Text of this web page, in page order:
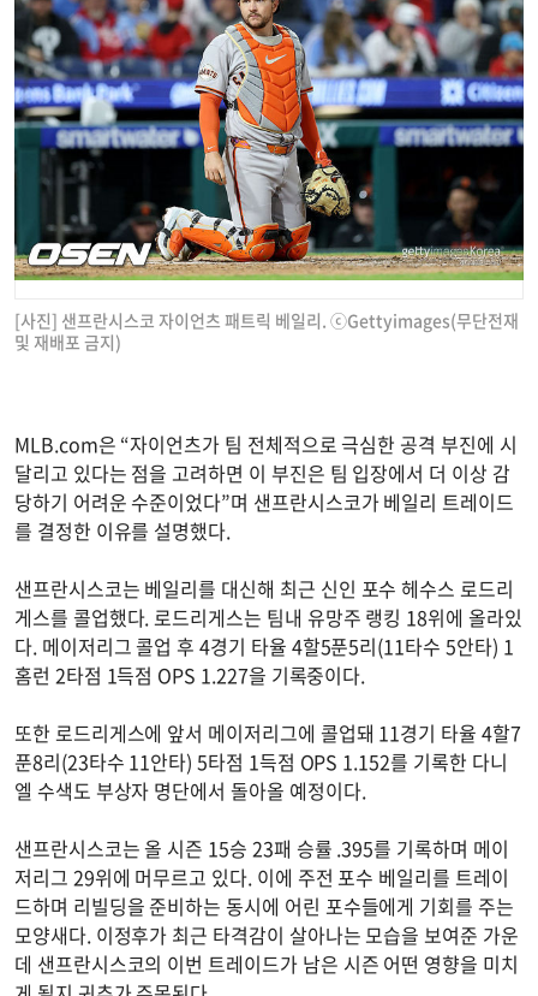
[사진] 샌프란시스코 자이언츠 패트릭 베일리. ⓒGettyimages(무단전재
및 재배포 금지)
MLB.com은 “자이언츠가 팀 전체적으로 극심한 공격 부진에 시
달리고 있다는 점을 고려하면 이 부진은 팀 입장에서 더 이상 감
당하기 어려운 수준이었다”며 샌프란시스코가 베일리 트레이드
를 결정한 이유를 설명했다.
샌프란시스코는 베일리를 대신해 최근 신인 포수 헤수스 로드리
게스를 콜업했다. 로드리게스는 팀내 유망주 랭킹 18위에 올라있
다. 메이저리그 콜업 후 4경기 타율 4할5푼5리(11타수 5안타) 1
홈런 2타점 1득점 OPS 1.227을 기록중이다.
또한 로드리게스에 앞서 메이저리그에 콜업돼 11경기 타율 4할7
푼8리(23타수 11안타) 5타점 1득점 OPS 1.152를 기록한 다니
엘 수색도 부상자 명단에서 돌아올 예정이다.
샌프란시스코는 올 시즌 15승 23패 승률 .395를 기록하며 메이
저리그 29위에 머무르고 있다. 이에 주전 포수 베일리를 트레이
드하며 리빌딩을 준비하는 동시에 어린 포수들에게 기회를 주는
모양새다. 이정후가 최근 타격감이 살아나는 모습을 보여준 가운
데 샌프란시스코의 이번 트레이드가 남은 시즌 어떤 영향을 미치